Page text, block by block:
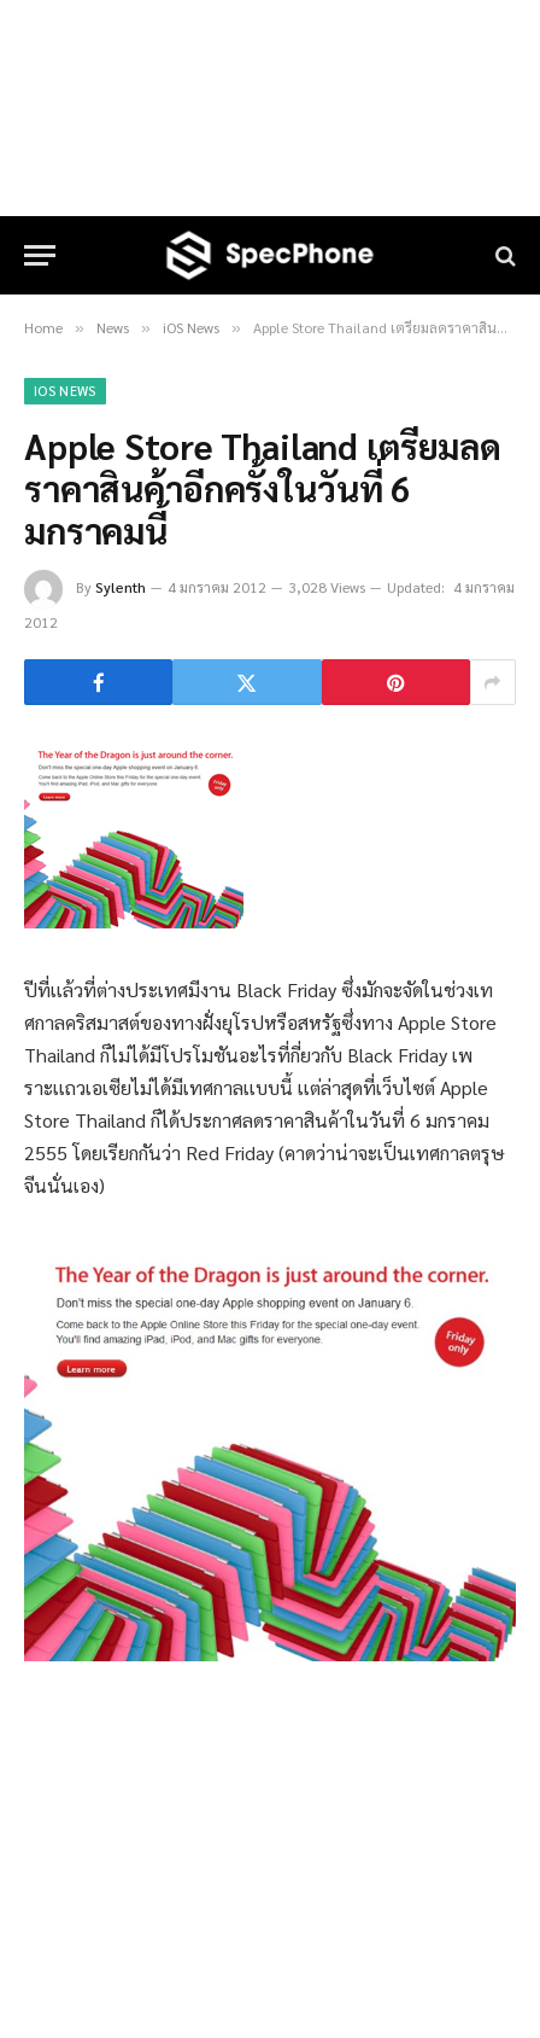
Home » News » iOS News » Apple Store Thailand เตรียมลดราคาสินค้าอีกครั้งในวันที่ 6 มกราคมนี้
IOS NEWS
Apple Store Thailand เตรียมลด
ราคาสินค้าอีกครั้งในวันที่ 6
มกราคมนี้
BySylenth 4 มกราคม 2012 3,028 Views Updated: 4 มกราคม
2012
ปีที่เเล้วที่ต่างประเทศมีงาน Black Friday ซึ่งมักจะจัดในช่วงเท
ศกาลคริสมาสต์ของทางฝั่งยุโรปหรือสหรัฐซึ่งทาง Apple Store
Thailand ก็ไม่ได้มีโปรโมชันอะไรที่กี่ยวกับ Black Friday เพ
ราะเเถวเอเซียไม่ได้มีเทศกาลเเบบนี้ เเต่ล่าสุดที่เว็บไซต์ Apple
Store Thailand ก็ได้ประกาศลดราคาสินค้าในวันที่ 6 มกราคม
2555 โดยเรียกกันว่า Red Friday (คาดว่าน่าจะเป็นเทศกาลตรุษ
จีนนั่นเอง)